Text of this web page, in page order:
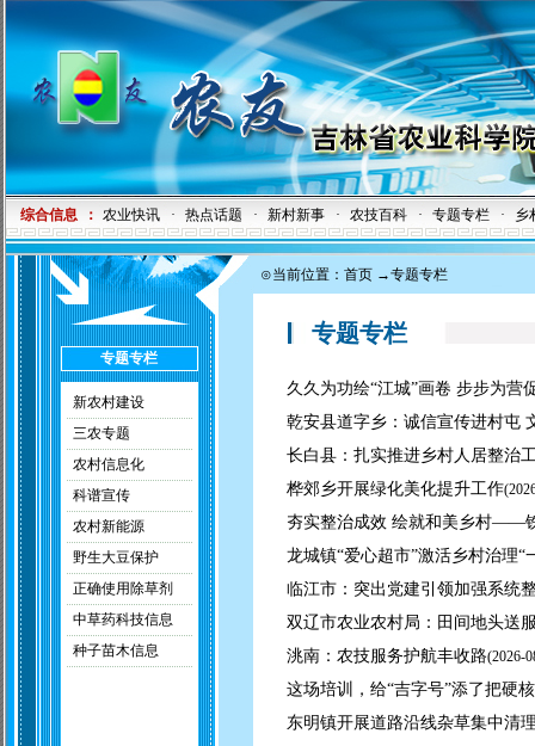
综合信息 ： 农业快讯 · 热点话题 · 新村新事 · 农技百科 · 专题专栏 · 乡
⊙当前位置： 首页→专题专栏
专题专栏
久久为功绘“江城”画卷 步步为
乾安县道字乡：诚信宣传进村屯
长白县：扎实推进乡村人居整治
桦郊乡开展绿化美化提升工作(
夯实整治成效 绘就和美乡村——
龙城镇“爱心超市”激活乡村治理“
临江市：突出党建引领加强系统
双辽市农业农村局：田间地头送
洮南：农技服务护航丰收路(2026-
这场培训，给“吉字号”添了把硬
东明镇开展道路沿线杂草集中清
专题专栏
新农村建设
三农专题
农村信息化
科谱宣传
农村新能源
野生大豆保护
正确使用除草剂
中草药科技信息
种子苗木信息